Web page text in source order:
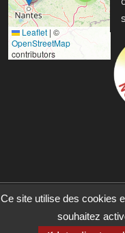
Leaflet | ©
OpenStreetMap
contributors
Ce site utilise des cookies
souhaitez